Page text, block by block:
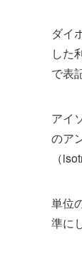
ダイ
した
で表
アイ
のア
（
単位
準に